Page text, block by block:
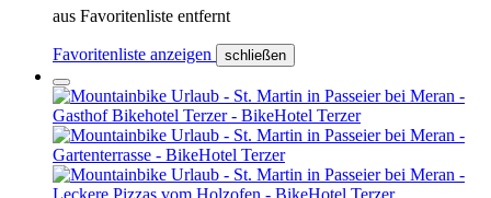
aus Favoritenliste entfernt
Favoritenliste anzeigen schließen